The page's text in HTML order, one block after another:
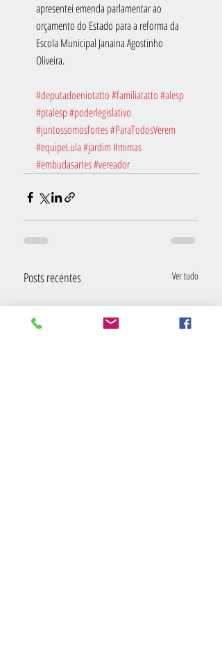
apresentei emenda parlamentar ao
orçamento do Estado para a reforma da
Escola Municipal Janaina Agostinho
Oliveira.
#deputadoeniotatto#familiatatto#alesp
#ptalesp#poderlegislativo
#juntossomosfortes#ParaTodosVerem
#equipeLula#jardim#mimas
#embudasartes#vereador
Posts recentes Ver tudo